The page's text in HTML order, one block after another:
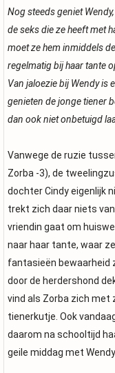
Nog steeds geniet
de seks die ze heeft met
moet ze hem inmiddels
regelmatig bij haar tante
Van jaloezie bij Wendy is
genieten de jonge tiener
dan ook niet onbetuigd
Vanwege de ruzie
Zorba -3), de
dochter Cindy eigenlijk
trekt zich daar niets
vriendin gaat om
naar haar tante, waar
fantasieën bewaarheid
door de herdershond
vind als Zorba zich met
tienerkutje. Ook
daarom na schooltijd
geile middag met